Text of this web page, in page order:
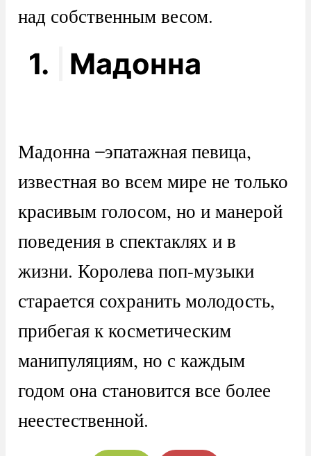
над собственным весом.
1. Мадонна
Мадонна ̶ эпатажная певица,
известная во всем мире не только
красивым голосом, но и манерой
поведения в спектаклях и в
жизни. Королева поп-музыки
старается сохранить молодость,
прибегая к косметическим
манипуляциям, но с каждым
годом она становится все более
неестественной.